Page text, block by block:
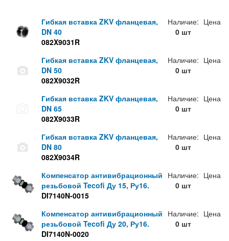
Гибкая вставка ZKV фланцевая,
DN 40
082X9031R
Наличие:
0 шт
Цена
Гибкая вставка ZKV фланцевая,
DN 50
082X9032R
Наличие:
0 шт
Цена
Гибкая вставка ZKV фланцевая,
DN 65
082X9033R
Наличие:
0 шт
Цена
Гибкая вставка ZKV фланцевая,
DN 80
082X9034R
Наличие:
0 шт
Цена
Компенсатор антивибрационный
резьбовой Tecofi Ду 15, Ру16.
DI7140N-0015
Наличие:
0 шт
Цена
Компенсатор антивибрационный
резьбовой Tecofi Ду 20, Ру16.
DI7140N-0020
Наличие:
0 шт
Цена